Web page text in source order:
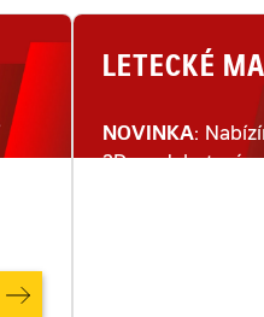
LETECKÉ
NOVINKA:
3D modelu